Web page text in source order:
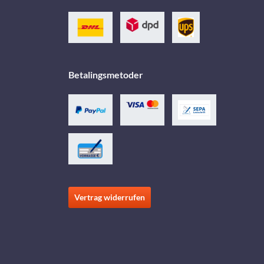
Betalingsmetoder
Vertrag widerrufen